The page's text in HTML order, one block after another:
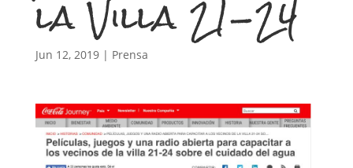
la Villa 21-24
Jun 12, 2019| Prensa